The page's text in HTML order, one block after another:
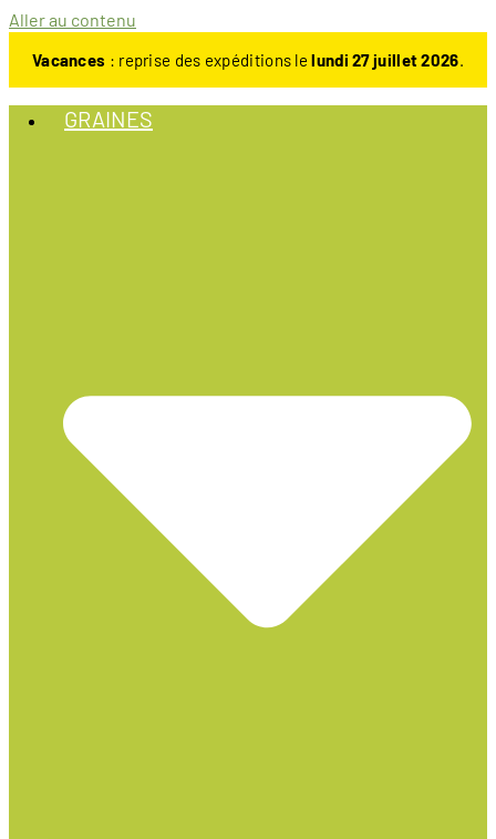
Aller au contenu
Vacances : reprise des expéditions lelundi 27 juillet 2026.
GRAINES